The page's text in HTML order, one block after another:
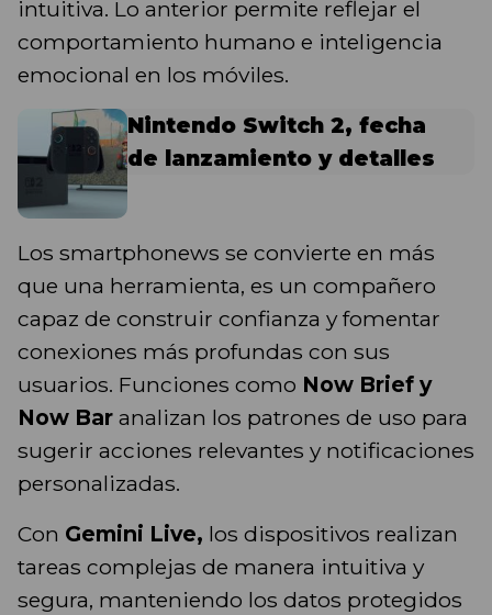
intuitiva. Lo anterior permite reflejar el
comportamiento humano e inteligencia
emocional en los móviles.
Nintendo Switch 2, fecha
de lanzamiento y detalles
Los smartphonews se convierte en más
que una herramienta, es un compañero
capaz de construir confianza y fomentar
conexiones más profundas con sus
usuarios. Funciones como Now Brief y
Now Bar analizan los patrones de uso para
sugerir acciones relevantes y notificaciones
personalizadas.
Con Gemini Live, los dispositivos realizan
tareas complejas de manera intuitiva y
segura, manteniendo los datos protegidos